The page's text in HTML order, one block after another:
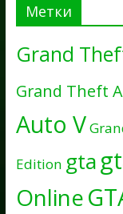
Метки
Grand
Grand Theft
Auto V
Edition gta
Online